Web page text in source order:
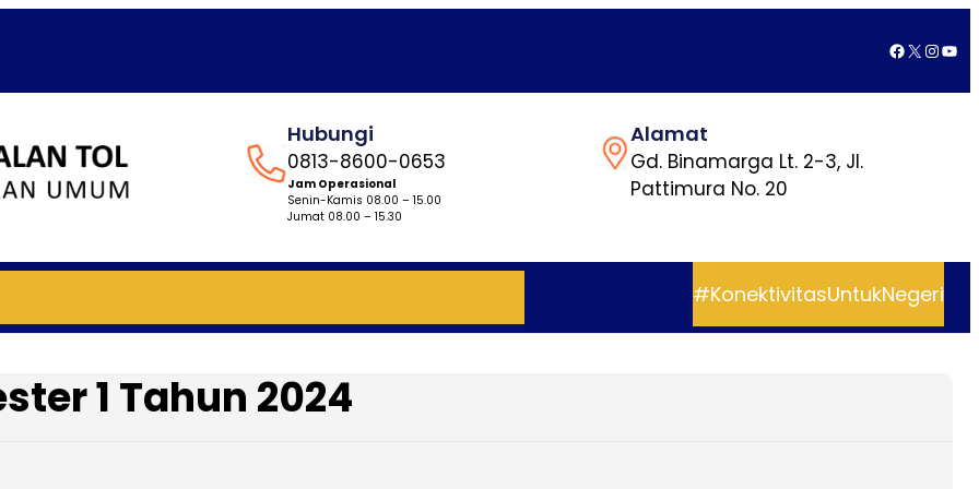
Facebook
X
Hubungi
0813-8600-0653
Jam Operasional
Senin-Kamis 08.00 – 15.00
Jumat 08.00 – 15.30
Alamat
Gd. Binamarga Lt. 2-3, Jl.
Pattimura No. 20
#KonektivitasUntukNegeri
1 Tahun 2024